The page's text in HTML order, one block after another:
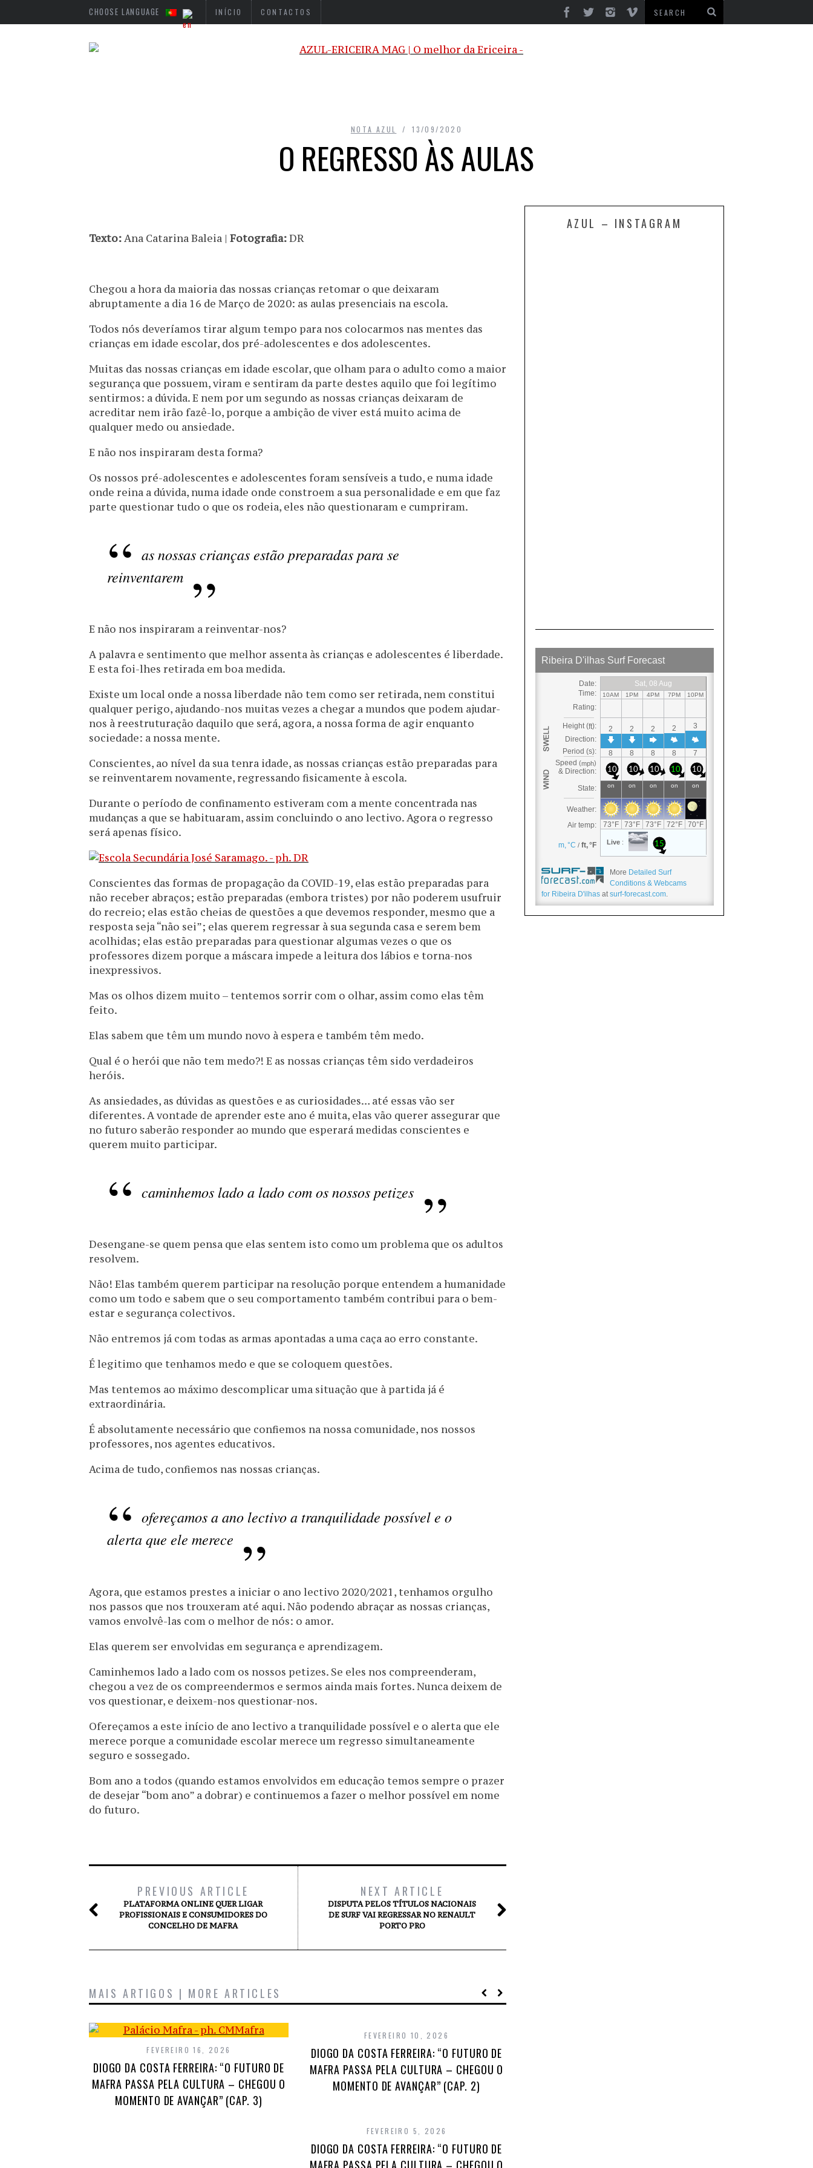
CHOOSE LANGUAGE INÍCIO CONTACTOS
NOTA AZUL 13/09/2020
O REGRESSO ÀS AULAS
Texto:Ana Catarina Baleia | Fotografia:DR
Chegou a hora da maioria das nossas crianças retomar o que deixaram
abruptamente a dia 16 de Março de 2020: as aulas presenciais na escola.
Todos nós deveríamos tirar algum tempo para nos colocarmos nas mentes das
crianças em idade escolar, dos pré-adolescentes e dos adolescentes.
Muitas das nossas crianças em idade escolar, que olham para o adulto como a maior
segurança que possuem, viram e sentiram da parte destes aquilo que foi legítimo
sentirmos: a dúvida. E nem por um segundo as nossas crianças deixaram de
acreditar nem irão fazê-lo, porque a ambição de viver está muito acima de
qualquer medo ou ansiedade.
E não nos inspiraram desta forma?
Os nossos pré-adolescentes e adolescentes foram sensíveis a tudo, e numa idade
onde reina a dúvida, numa idade onde constroem a sua personalidade e em que faz
parte questionar tudo o que os rodeia, eles não questionaram e cumpriram.
as nossas crianças estão preparadas para se
reinventarem
E não nos inspiraram a reinventar-nos?
A palavra e sentimento que melhor assenta às crianças e adolescentes é liberdade.
E esta foi-lhes retirada em boa medida.
Existe um local onde a nossa liberdade não tem como ser retirada, nem constitui
qualquer perigo, ajudando-nos muitas vezes a chegar a mundos que podem ajudar-
nos à reestruturação daquilo que será, agora, a nossa forma de agir enquanto
sociedade: a nossa mente.
Conscientes, ao nível da sua tenra idade, as nossas crianças estão preparadas para
se reinventarem novamente, regressando fisicamente à escola.
Durante o período de confinamento estiveram com a mente concentrada nas
mudanças a que se habituaram, assim concluindo o ano lectivo. Agora o regresso
será apenas físico.
Conscientes das formas de propagação da COVID-19, elas estão preparadas para
não receber abraços; estão preparadas (embora tristes) por não poderem usufruir
do recreio; elas estão cheias de questões a que devemos responder, mesmo que a
resposta seja “não sei”; elas querem regressar à sua segunda casa e serem bem
acolhidas; elas estão preparadas para questionar algumas vezes o que os
professores dizem porque a máscara impede a leitura dos lábios e torna-nos
inexpressivos.
Mas os olhos dizem muito – tentemos sorrir com o olhar, assim como elas têm
feito.
Elas sabem que têm um mundo novo à espera e também têm medo.
Qual é o herói que não tem medo?! E as nossas crianças têm sido verdadeiros
heróis.
As ansiedades, as dúvidas as questões e as curiosidades… até essas vão ser
diferentes. A vontade de aprender este ano é muita, elas vão querer assegurar que
no futuro saberão responder ao mundo que esperará medidas conscientes e
querem muito participar.
caminhemos lado a lado com os nossos petizes
Desengane-se quem pensa que elas sentem isto como um problema que os adultos
resolvem.
Não! Elas também querem participar na resolução porque entendem a humanidade
como um todo e sabem que o seu comportamento também contribui para o bem-
estar e segurança colectivos.
Não entremos já com todas as armas apontadas a uma caça ao erro constante.
É legitimo que tenhamos medo e que se coloquem questões.
Mas tentemos ao máximo descomplicar uma situação que à partida já é
extraordinária.
É absolutamente necessário que confiemos na nossa comunidade, nos nossos
professores, nos agentes educativos.
Acima de tudo, confiemos nas nossas crianças.
ofereçamos a ano lectivo a tranquilidade possível e o
alerta que ele merece
Agora, que estamos prestes a iniciar o ano lectivo 2020/2021, tenhamos orgulho
nos passos que nos trouxeram até aqui. Não podendo abraçar as nossas crianças,
vamos envolvê-las com o melhor de nós: o amor.
Elas querem ser envolvidas em segurança e aprendizagem.
Caminhemos lado a lado com os nossos petizes. Se eles nos compreenderam,
chegou a vez de os compreendermos e sermos ainda mais fortes. Nunca deixem de
vos questionar, e deixem-nos questionar-nos.
Ofereçamos a este início de ano lectivo a tranquilidade possível e o alerta que ele
merece porque a comunidade escolar merece um regresso simultaneamente
seguro e sossegado.
Bom ano a todos (quando estamos envolvidos em educação temos sempre o prazer
de desejar “bom ano” a dobrar) e continuemos a fazer o melhor possível em nome
do futuro.
PREVIOUS ARTICLE
PLATAFORMA ONLINE QUER LIGAR
PROFISSIONAIS E CONSUMIDORES DO
CONCELHO DE MAFRA
NEXT ARTICLE
DISPUTA PELOS TÍTULOS NACIONAIS
DE SURF VAI REGRESSAR NO RENAULT
PORTO PRO
MAIS ARTIGOS | MORE ARTICLES
FEVEREIRO 16, 2026
DIOGO DA COSTA FERREIRA: “O FUTURO DE
MAFRA PASSA PELA CULTURA – CHEGOU O
MOMENTO DE AVANÇAR” (CAP. 3)
FEVEREIRO 10, 2026
DIOGO DA COSTA FERREIRA: “O FUTURO DE
MAFRA PASSA PELA CULTURA – CHEGOU O
MOMENTO DE AVANÇAR” (CAP. 2)
FEVEREIRO 5, 2026
DIOGO DA COSTA FERREIRA: “O FUTURO DE
MAFRA PASSA PELA CULTURA – CHEGOU O
AZUL – INSTAGRAM
More Detailed Surf
Conditions & Webcams
for Ribeira D'ilhas at surf-forecast.com.